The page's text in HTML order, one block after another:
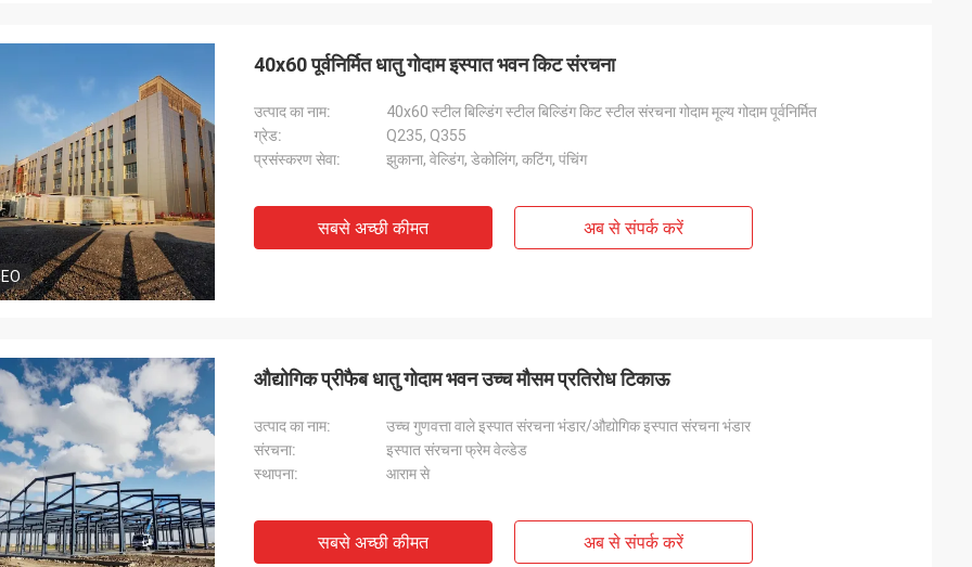
श्रीमती
40x60 पूर्वनिर्मित धातु गोदाम इस्पात भवन किट संरचना
उत्पाद का नाम:
40x60 स्टील बिल्डिंग स्टील बिल्डिंग किट स्टील संरचना गोदाम मूल्य गोदाम पूर्वनिर्मित
ग्रेड:
Q235, Q355
प्रसंस्करण सेवा:
झुकाना, वेल्डिंग, डेकोलिंग, कटिंग, पंचिंग
सबसे अच्छी कीमत अब से संपर्क करें
औद्योगिक प्रीफैब धातु गोदाम भवन उच्च मौसम प्रतिरोध टिकाऊ
उत्पाद का नाम:
उच्च गुणवत्ता वाले इस्पात संरचना भंडार/औद्योगिक इस्पात संरचना भंडार
संरचना:
इस्पात संरचना फ्रेम वेल्डेड
स्थापना:
आराम से
सबसे अच्छी कीमत अब से संपर्क करें